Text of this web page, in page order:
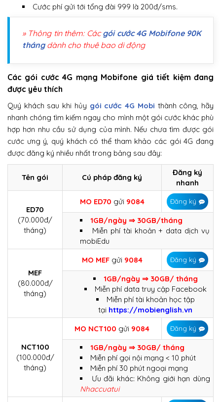
Cước phí gửi tới tổng đài 999 là 200đ/sms.
» Thông tin thêm: Cácgói cước 4G Mobifone 90K
thángdành cho thuê bao di động
Các gói cước 4G mạng Mobifone giá tiết kiệm đang
được yêu thích
Quý khách sau khi hủy gói cước 4G Mobi thành công, hãy
nhanh chóng tìm kiếm ngay cho mình một gói cước khác phù
hợp hơn nhu cầu sử dụng của mình. Nếu chưa tìm được gói
cước ưng ý, quý khách có thể tham khảo các gói 4G đang
được đăng ký nhiều nhất trong bảng sau đây:
Tên gói Cú pháp đăng ký
Đăng ký
nhanh
ED70
(70.000đ/
tháng)
MO ED70 gửi 9084 Đăng ký
1GB/ngày ⇒ 30GB/tháng
Miễn phí tài khoản + data dịch vụ
mobiEdu
MEF
(80.000đ/
tháng)
MO MEF gửi 9084 Đăng ký
1GB/ngày ⇒ 30GB/ tháng
Miễn phí data truy cập Facebook​
Miễn phí tài khoản học tập
tại https://mobienglish.vn
NCT100
(100.000đ/
tháng)
MO NCT100 gửi 9084 Đăng ký
1GB/ngày ⇒ 30GB/ tháng
Miễn phí gọi nội mạng < 10 phút
Miễn phí 30 phút ngoại mạng
Ưu đãi khác: Không giới hạn dùng
Nhaccuatui